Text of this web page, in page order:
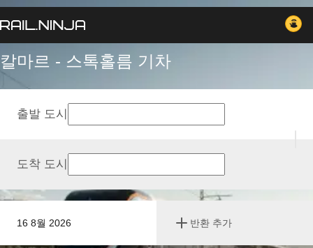
칼마르 - 스톡홀름 기차
16 8월 2026 반환 추가
출발 도시
도착 도시